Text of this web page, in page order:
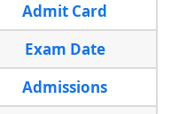
Admit Card
Exam Date
Admissions